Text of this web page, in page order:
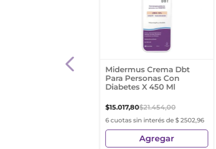
Corporal St. Ives
Midermus Crema Dbt
Para Personas Con
Diabetes X 450 Ml
$15.017,80$21.454,00
6 cuotas sin interés de $ 2502,96
Agregar